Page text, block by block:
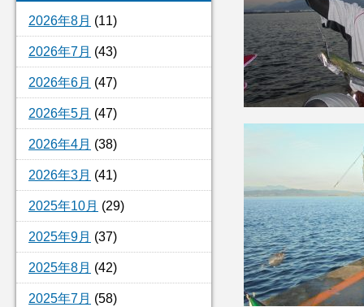
2026年8月 (11)
2026年7月 (43)
2026年6月 (47)
2026年5月 (47)
2026年4月 (38)
2026年3月 (41)
2025年10月 (29)
2025年9月 (37)
2025年8月 (42)
2025年7月 (58)